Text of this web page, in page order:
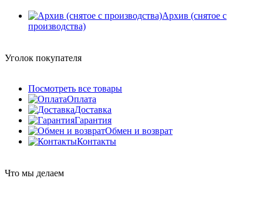
Архив (снятое с
производства)
Уголок покупателя
Посмотреть все товары
Оплата
Доставка
Гарантия
Обмен и возврат
Контакты
Что мы делаем